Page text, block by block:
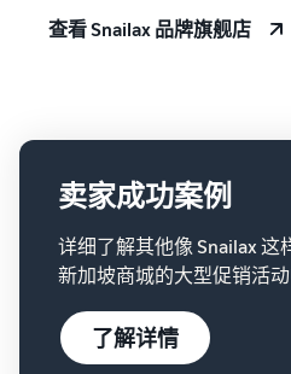
查看 Snailax 品牌旗舰店
卖家成功案例
详细了解其他像 Snailax
新加坡商城的大型促销活动
了解详情